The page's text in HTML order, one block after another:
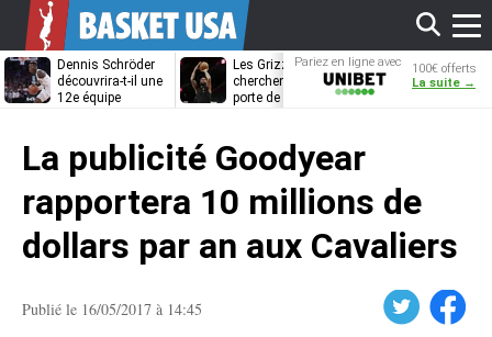
Dennis Schröder
découvrira-t-il une
12e équipe
Les Grizzlies
cherchent déjà une
porte de sortie
Dwane Casey
bientôt coach
Pariez en ligne avec
Unibet
100€ offerts
La suite →
La publicité Goodyear
rapportera 10 millions de
dollars par an aux Cavaliers
Publié le 16/05/2017 à 14:45 Facebook